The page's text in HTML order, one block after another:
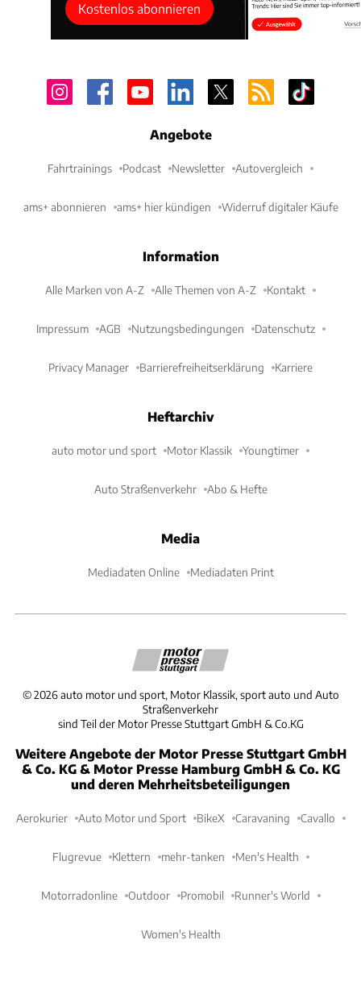
Kostenlos abonnieren
Angebote
Fahrtrainings Podcast Newsletter Autovergleich
ams+ abonnieren ams+ hier kündigen Widerruf digitaler Käufe
Information
Alle Marken von A-Z Alle Themen von A-Z Kontakt
Impressum AGB Nutzungsbedingungen Datenschutz
Privacy Manager Barrierefreiheitserklärung Karriere
Heftarchiv
auto motor und sport Motor Klassik Youngtimer
Auto Straßenverkehr Abo & Hefte
Media
Mediadaten Online Mediadaten Print
©2026 auto motor und sport, Motor Klassik, sport auto und Auto
Straßenverkehr
sind Teil der Motor Presse Stuttgart GmbH & Co.KG
Weitere Angebote der Motor Presse Stuttgart GmbH
& Co. KG & Motor Presse Hamburg GmbH & Co. KG
und deren Mehrheitsbeteiligungen
Aerokurier Auto Motor und Sport BikeX Caravaning Cavallo
Flugrevue Klettern mehr-tanken Men's Health
Motorradonline Outdoor Promobil Runner's World
Women's Health